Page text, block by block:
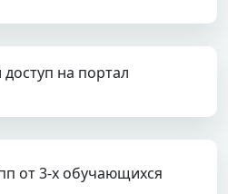
на портал
от 3-х обучающихся